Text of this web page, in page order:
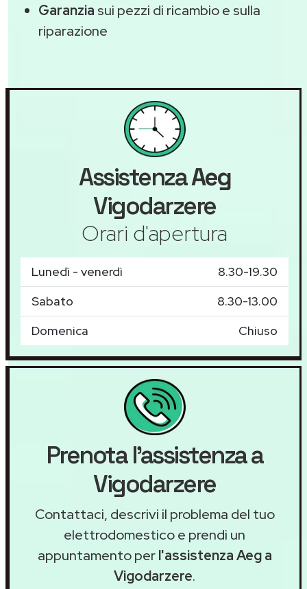
Garanzia sui pezzi di ricambio e sulla
riparazione
AssistenzaAeg
Vigodarzere
Orari d'apertura
Lunedì - venerdì
8.30-19.30
Sabato
8.30-13.00
Domenica
Chiuso
Prenota l'assistenza a
Vigodarzere
Contattaci, descrivi il problema del tuo
elettrodomestico e prendi un
appuntamento perl'assistenza Aeg a
Vigodarzere.